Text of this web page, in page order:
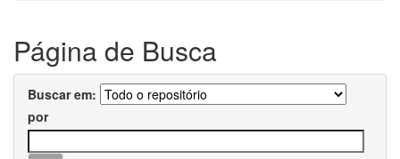
Página de Busca
Buscar em:
por